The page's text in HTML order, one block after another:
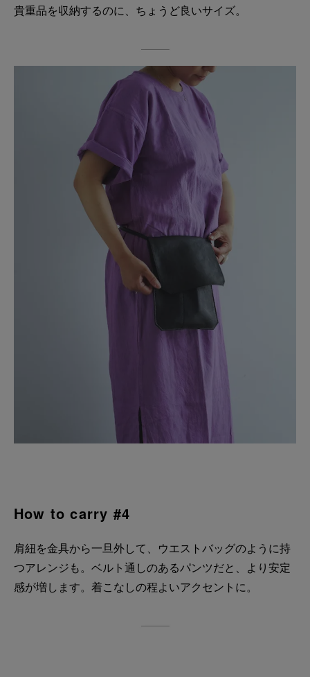
貴重品を収納するのに、ちょうど良いサイズ。
How to carry #4
肩紐を金具から一旦外して、ウエストバッグのように持
つアレンジも。ベルト通しのあるパンツだと、より安定
感が増します。着こなしの程よいアクセントに。